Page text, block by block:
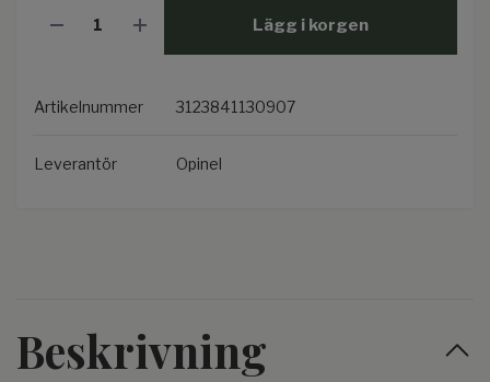
Lägg i korgen
Artikelnummer 3123841130907
Leverantör Opinel
Beskrivning